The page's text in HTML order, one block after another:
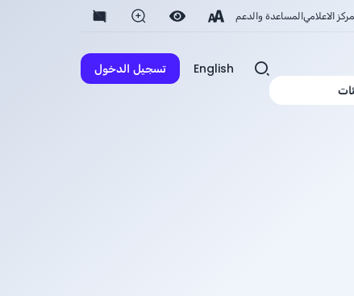
الاعلاميالمساعدة والدعم
English تسجيل الدخول